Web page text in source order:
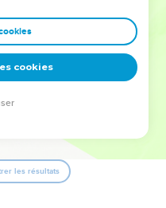
afin que leurs erreurs
guidiez un ministère, une
leur expérience est faite
les résultats
cookies